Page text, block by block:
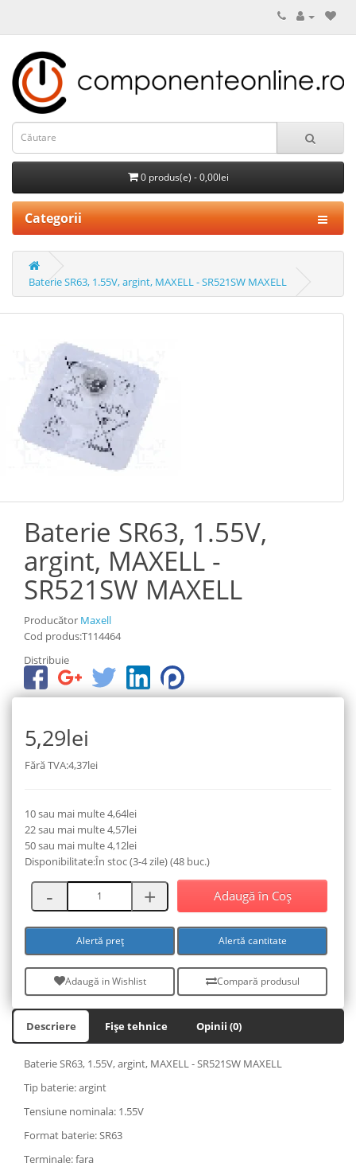
0 produs(e) - 0,00lei
Categorii
Baterie SR63, 1.55V, argint, MAXELL - SR521SW MAXELL
Baterie SR63, 1.55V,
argint, MAXELL -
SR521SW MAXELL
Producător Maxell
Cod produs:T114464
Distribuie
5,29lei
Fără TVA:4,37lei
10 sau mai multe 4,64lei
22 sau mai multe 4,57lei
50 sau mai multe 4,12lei
Disponibilitate:În stoc (3-4 zile) (48 buc.)
Adaugă în Coş
Alertă preț Alertă cantitate
Adaugă in Wishlist Compară produsul
Descriere Fișe tehnice Opinii (0)
Baterie SR63, 1.55V, argint, MAXELL - SR521SW MAXELL
Tip baterie: argint
Tensiune nominala: 1.55V
Format baterie: SR63
Terminale: fara